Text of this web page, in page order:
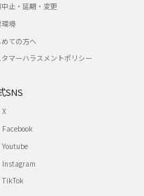
止・延期・変更
境
ての方へ
タマーハラスメントポリシー
SNS
X
Facebook
Youtube
Instagram
TikTok